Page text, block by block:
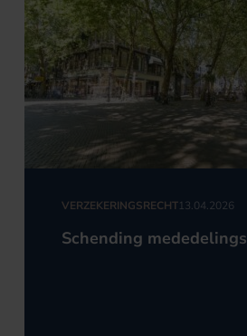
VERZEKERINGSRECHT13.04.2026
Schending